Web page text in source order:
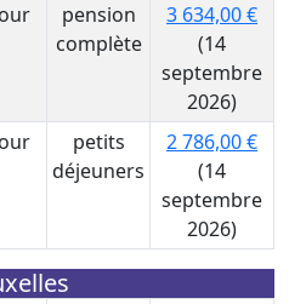
pension
complète
3 634,00 €
(14
septembre
2026)
petits
déjeuners
2 786,00 €
(14
septembre
2026)